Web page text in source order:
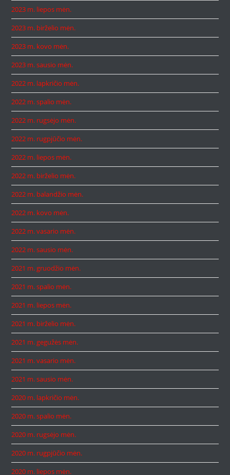
2023 m. liepos mėn.
2023 m. birželio mėn.
2023 m. kovo mėn.
2023 m. sausio mėn.
2022 m. lapkričio mėn.
2022 m. spalio mėn.
2022 m. rugsėjo mėn.
2022 m. rugpjūčio mėn.
2022 m. liepos mėn.
2022 m. birželio mėn.
2022 m. balandžio mėn.
2022 m. kovo mėn.
2022 m. vasario mėn.
2022 m. sausio mėn.
2021 m. gruodžio mėn.
2021 m. spalio mėn.
2021 m. liepos mėn.
2021 m. birželio mėn.
2021 m. gegužės mėn.
2021 m. vasario mėn.
2021 m. sausio mėn.
2020 m. lapkričio mėn.
2020 m. spalio mėn.
2020 m. rugsėjo mėn.
2020 m. rugpjūčio mėn.
2020 m. liepos mėn.